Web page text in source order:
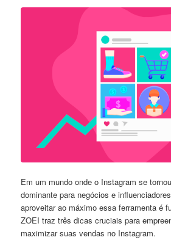
Em um mundo onde o Instagram se
dominante para negócios e
aproveitar ao máximo essa ferramenta é
ZOEI traz três dicas cruciais para
maximizar suas vendas no Instagram.